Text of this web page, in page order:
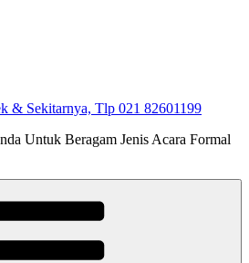
& Sekitarnya, Tlp 021 82601199
Untuk Beragam Jenis Acara Formal